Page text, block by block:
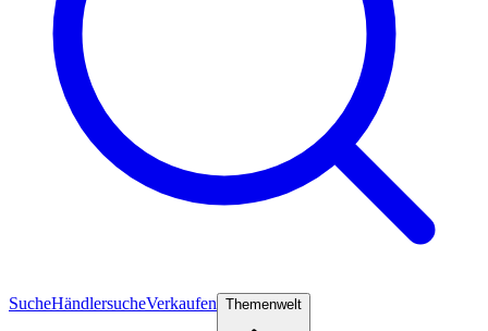
SucheHändlersucheVerkaufen Themenwelt